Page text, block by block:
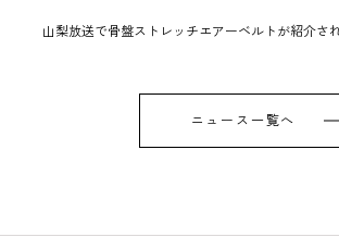
山梨放送で骨盤ストレッチエアーベルトが紹介さ
ニュース一覧へ